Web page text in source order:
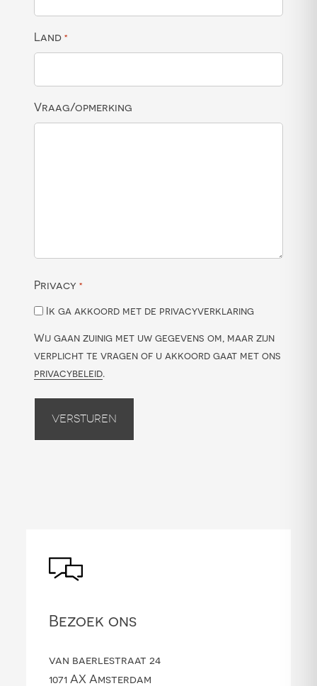
Land *
Vraag/opmerking
Privacy *
Ik ga akkoord met de privacyverklaring
Wij gaan zuinig met uw gegevens om, maar zijn
verplicht te vragen of u akkoord gaat met ons
privacybeleid.
Versturen
Bezoek ons
van baerlestraat 24
1071 AX Amsterdam